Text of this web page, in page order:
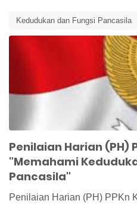
Kedudukan dan Fungsi Pancasila
Media Pembelajaran Online
Soal Ulangan Harian PPKn Kelas 8
Penilaian Harian (PH)
"Memahami
Pancasila"
Penilaian Harian (PH) PPKn